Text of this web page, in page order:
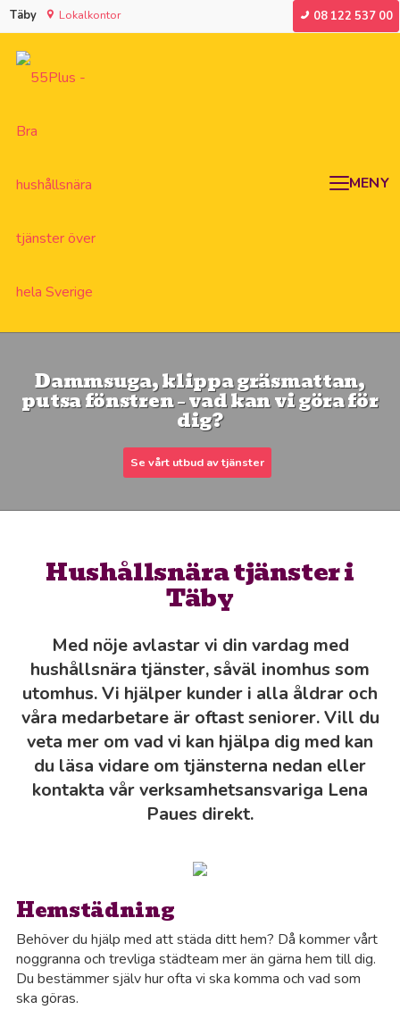
Täby Lokalkontor 08 122 537 00
MENY
Dammsuga, klippa gräsmattan,
putsa fönstren – vad kan vi göra för
dig?
Se vårt utbud av tjänster
Hushållsnära tjänster i
Täby
Med nöje avlastar vi din vardag med
hushållsnära tjänster, såväl inomhus som
utomhus. Vi hjälper kunder i alla åldrar och
våra medarbetare är oftast seniorer. Vill du
veta mer om vad vi kan hjälpa dig med kan
du läsa vidare om tjänsterna nedan eller
kontakta vår verksamhetsansvariga Lena
Paues direkt.
Hemstädning
Behöver du hjälp med att städa ditt hem? Då kommer vårt
noggranna och trevliga städteam mer än gärna hem till dig.
Du bestämmer själv hur ofta vi ska komma och vad som
ska göras.